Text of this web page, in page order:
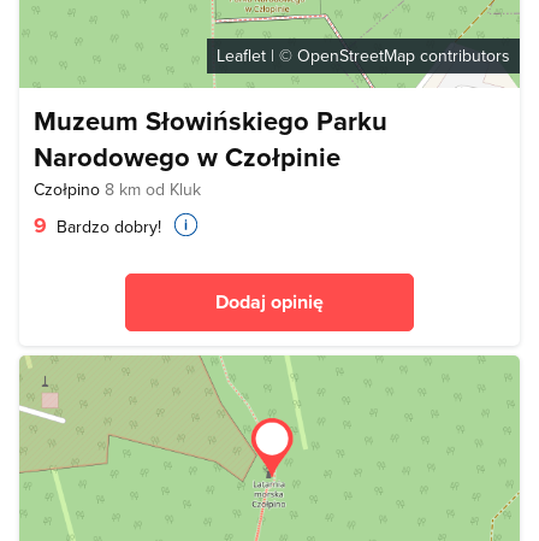
Leaflet | © OpenStreetMap contributors
Muzeum Słowińskiego Parku
Narodowego w Czołpinie
Czołpino 8 km od Kluk
9 Bardzo dobry!
Dodaj opinię